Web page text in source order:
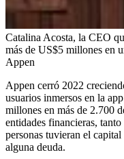
Catalina Acosta, la CEO
más de US$5 millones en
Appen
Appen cerró 2022
usuarios inmersos en la
millones en más de 2.700
entidades financieras,
personas tuvieran el
alguna deuda.